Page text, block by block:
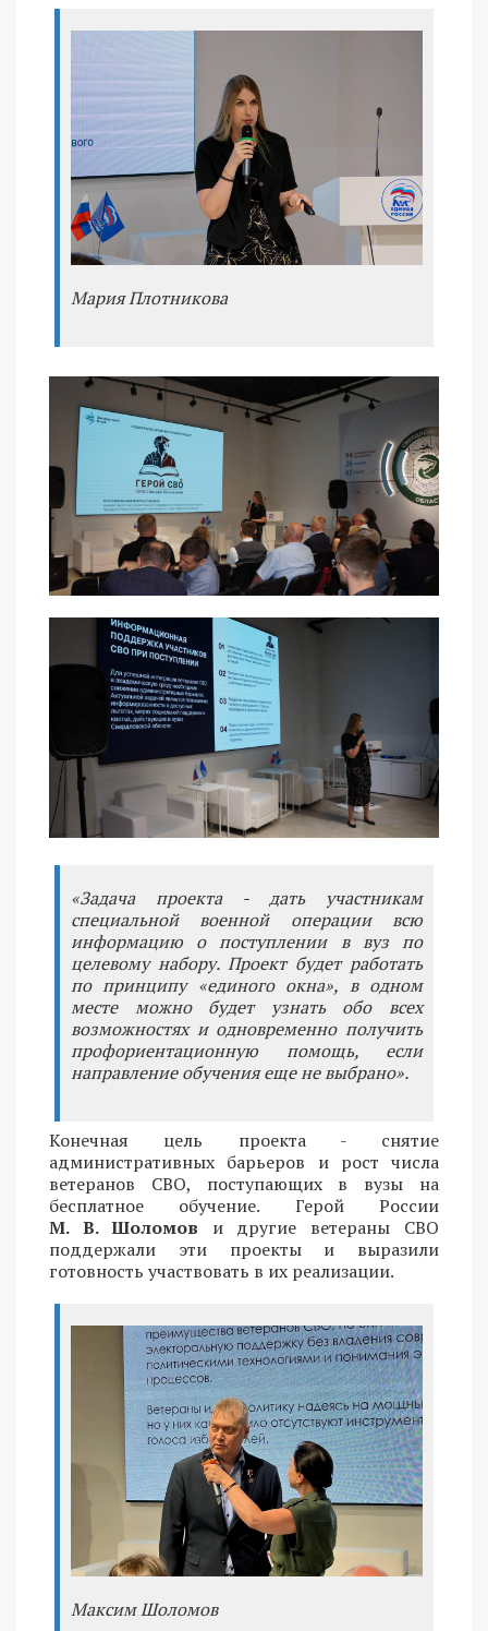
Мария Плотникова
«Задача проекта - дать участникам
специальной военной операции всю
информацию о поступлении в вуз по
целевому набору. Проект будет работать
по принципу «единого окна», в одном
месте можно будет узнать обо всех
возможностях и одновременно получить
профориентационную помощь, если
направление обучения еще не выбрано».
Конечная цель проекта - снятие
административных барьеров и рост числа
ветеранов СВО, поступающих в вузы на
бесплатное обучение. Герой России
М. В. Шоломов и другие ветераны СВО
поддержали эти проекты и выразили
готовность участвовать в их реализации.
Максим Шоломов